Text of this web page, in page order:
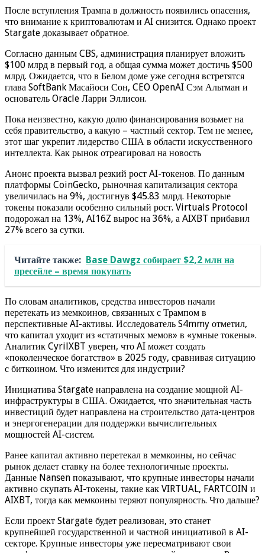
После вступления Трампа в должность появились опасения,
что внимание к криптовалютам и AI снизится. Однако проект
Stargate доказывает обратное.
Согласно данным CBS, администрация планирует вложить
$100 млрд в первый год, а общая сумма может достичь $500
млрд. Ожидается, что в Белом доме уже сегодня встретятся
глава SoftBank Масайоси Сон, CEO OpenAI Сэм Альтман и
основатель Oracle Ларри Эллисон.
Пока неизвестно, какую долю финансирования возьмет на
себя правительство, а какую – частный сектор. Тем не менее,
этот шаг укрепит лидерство США в области искусственного
интеллекта. Как рынок отреагировал на новость
Анонс проекта вызвал резкий рост AI-токенов. По данным
платформы CoinGecko, рыночная капитализация сектора
увеличилась на 9%, достигнув $45.83 млрд. Некоторые
токены показали особенно сильный рост. Virtuals Protocol
подорожал на 13%, AI16Z вырос на 36%, а AIXBT прибавил
27% всего за сутки.
Читайте также: Base Dawgz собирает $2,2 млн на
пресейле – время покупать
По словам аналитиков, средства инвесторов начали
перетекать из мемкоинов, связанных с Трампом в
перспективные AI-активы. Исследователь S4mmy отметил,
что капитал уходит из «статичных мемов» в «умные токены».
Аналитик CyrilXBT уверен, что AI может создать
«поколенческое богатство» в 2025 году, сравнивая ситуацию
с биткоином. Что изменится для индустрии?
Инициатива Stargate направлена на создание мощной AI-
инфраструктуры в США. Ожидается, что значительная часть
инвестиций будет направлена на строительство дата-центров
и энергогенерации для поддержки вычислительных
мощностей AI-систем.
Ранее капитал активно перетекал в мемкоины, но сейчас
рынок делает ставку на более технологичные проекты.
Данные Nansen показывают, что крупные инвесторы начали
активно скупать AI-токены, такие как VIRTUAL, FARTCOIN и
AIXBT, тогда как мемкоины теряют популярность. Что дальше?
Если проект Stargate будет реализован, это станет
крупнейшей государственной и частной инициативой в AI-
секторе. Крупные инвесторы уже пересматривают свои